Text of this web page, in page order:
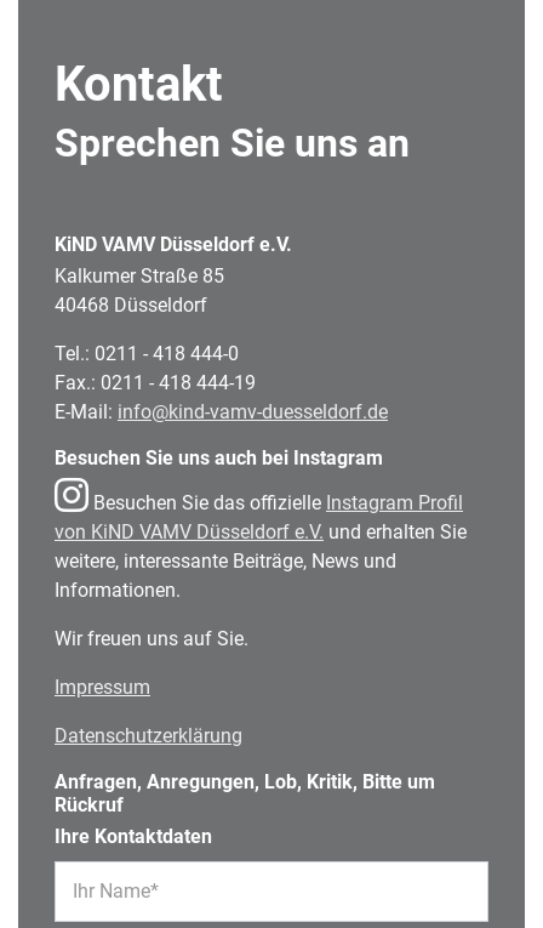
Kontakt
Sprechen Sie uns an
KiND VAMV Düsseldorf e.V.
Kalkumer Straße 85
40468 Düsseldorf
Tel.: 0211 - 418 444-0
Fax.: 0211 - 418 444-19
E-Mail: info@kind-vamv-duesseldorf.de
Besuchen Sie uns auch bei Instagram
Besuchen Sie das offizielle Instagram Profil
von KiND VAMV Düsseldorf e.V. und erhalten Sie
weitere, interessante Beiträge, News und
Informationen.
Wir freuen uns auf Sie.
Impressum
Datenschutzerklärung
Anfragen, Anregungen, Lob, Kritik, Bitte um
Rückruf
Ihre Kontaktdaten
Ihr Name*